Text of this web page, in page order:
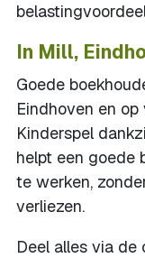
In Mill,
Goede
Eindhoven en
Kinderspel
helpt een goede
te werken,
verliezen.
Deel alles via de